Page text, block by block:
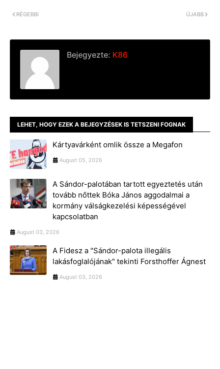
ÚJABB
RÉGEBBI
Bejegyezte: K86
LEHET, HOGY EZEK A BEJEGYZÉSEK IS TETSZENI FOGNAK
Kártyavárként omlik össze a Megafon
August 05, 2026
A Sándor-palotában tartott egyeztetés után
tovább nőttek Bóka János aggodalmai a
kormány válságkezelési képességével
kapcsolatban
August 03, 2026
A Fidesz a "Sándor-palota illegális
lakásfoglalójának" tekinti Forsthoffer Ágnest
August 03, 2026